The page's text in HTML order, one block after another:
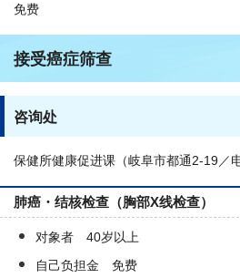
免费
接受癌症筛查
咨询处
保健所健康促进课（岐阜市都通2-19／
肺癌・结核检查（胸部X线检查）
对象者 40岁以上
自己负担金 免费